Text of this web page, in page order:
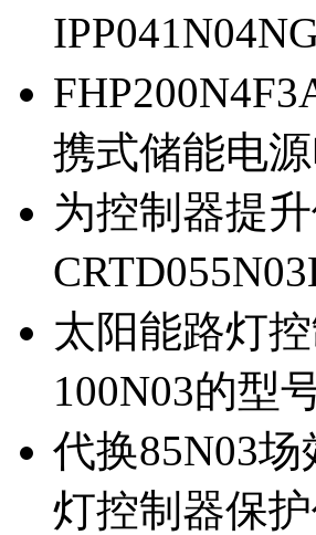
携式储能电源
为控制器提
太阳能路灯
100N03的型
代换85N03
灯控制器保